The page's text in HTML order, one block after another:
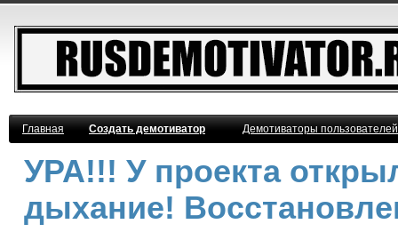
Главная Создать демотиватор Демотиваторы
УРА!!! У проекта
дыхание!